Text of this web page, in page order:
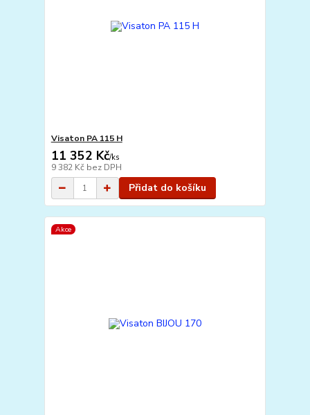
Visaton PA 115 H
11 352 Kč/ks
9 382 Kč bez DPH
Přidat do košíku
Akce